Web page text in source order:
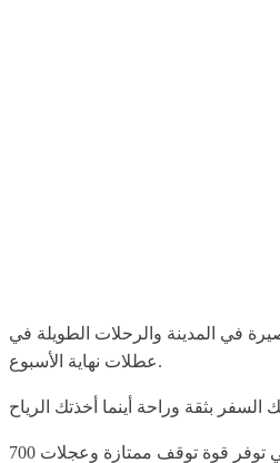
القصيرة في المدينة والرحلات الطويلة في
عطلات نهاية الأسبوع.
ومع الفرامل القرصية التي توفر قوة توقف ممتازة وعجلات 700c مقترنة بإطارات 35c لضمان ركوب سلس، لن يكون هناك أي قلق أثناء استكشاف أراضٍ جديدة. بالإضافة إلى ذلك، يوفر المقود العمودي وضع